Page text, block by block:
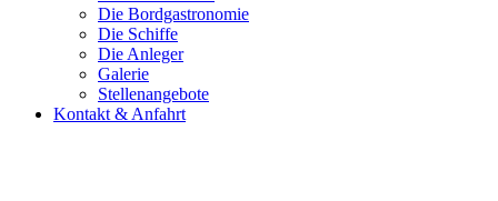
Die Bordgastronomie
Die Schiffe
Die Anleger
Galerie
Stellenangebote
Kontakt & Anfahrt